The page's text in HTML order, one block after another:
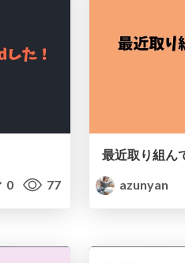
0 77
最近取り組ん
azunyan